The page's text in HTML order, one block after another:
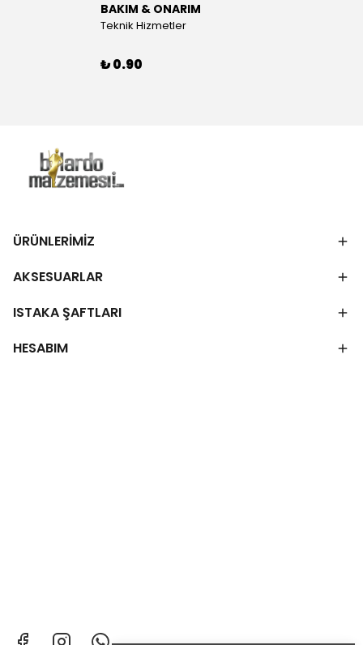
BAKIM & ONARIM
Teknik Hizmetler
₺ 0.90
ÜRÜNLERİMİZ
AKSESUARLAR
ISTAKA ŞAFTLARI
HESABIM